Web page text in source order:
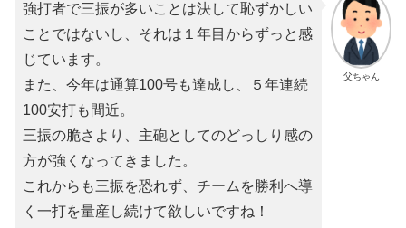
父ちゃん
強打者で三振が多いことは決して恥ずかしい
ことではないし、それは１年目からずっと感
じています。
また、今年は通算100号も達成し、５年連続
100安打も間近。
三振の脆さより、主砲としてのどっしり感の
方が強くなってきました。
これからも三振を恐れず、チームを勝利へ導
く一打を量産し続けて欲しいですね！